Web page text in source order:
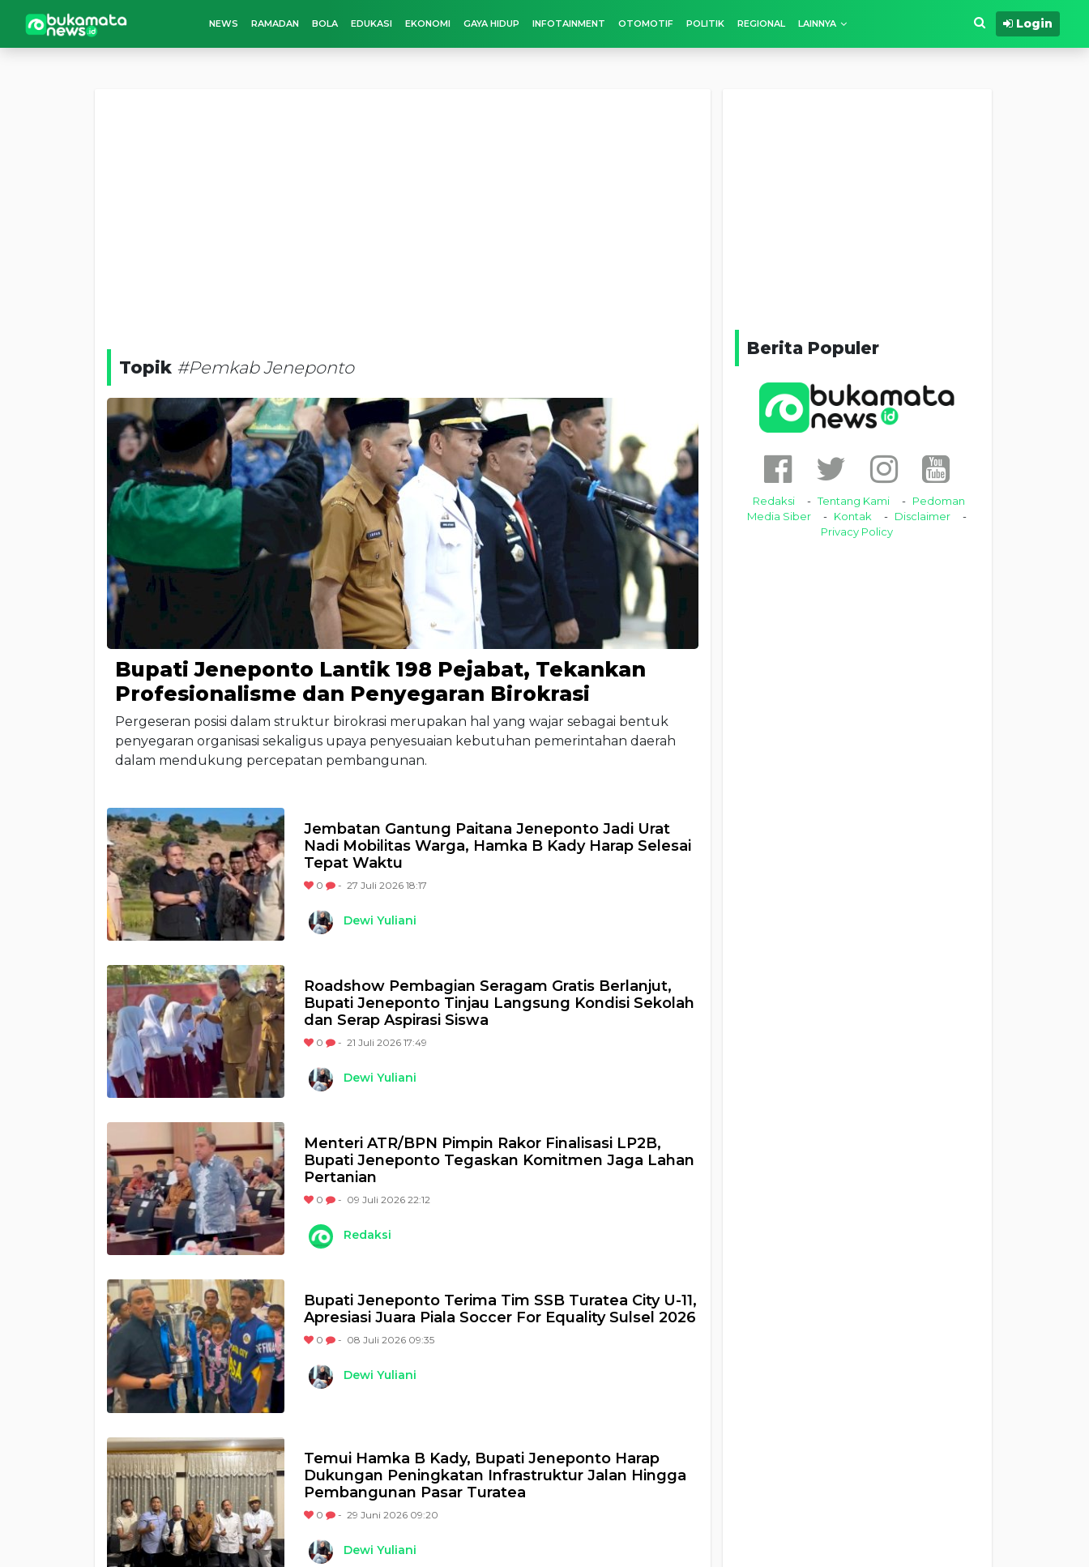
NEWS RAMADAN BOLA EDUKASI EKONOMI GAYA HIDUP INFOTAINMENT OTOMOTIF POLITIK REGIONAL LAINNYA Login
Topik #Pemkab Jeneponto
Bupati Jeneponto Lantik 198 Pejabat, Tekankan
Profesionalisme dan Penyegaran Birokrasi
Pergeseran posisi dalam struktur birokrasi merupakan hal yang wajar sebagai bentuk
penyegaran organisasi sekaligus upaya penyesuaian kebutuhan pemerintahan daerah
dalam mendukung percepatan pembangunan.
Jembatan Gantung Paitana Jeneponto Jadi Urat
Nadi Mobilitas Warga, Hamka B Kady Harap Selesai
Tepat Waktu
0 - 27 Juli 2026 18:17
Dewi Yuliani
Roadshow Pembagian Seragam Gratis Berlanjut,
Bupati Jeneponto Tinjau Langsung Kondisi Sekolah
dan Serap Aspirasi Siswa
0 - 21 Juli 2026 17:49
Dewi Yuliani
Menteri ATR/BPN Pimpin Rakor Finalisasi LP2B,
Bupati Jeneponto Tegaskan Komitmen Jaga Lahan
Pertanian
0 - 09 Juli 2026 22:12
Redaksi
Bupati Jeneponto Terima Tim SSB Turatea City U-11,
Apresiasi Juara Piala Soccer For Equality Sulsel 2026
0 - 08 Juli 2026 09:35
Dewi Yuliani
Temui Hamka B Kady, Bupati Jeneponto Harap
Dukungan Peningkatan Infrastruktur Jalan Hingga
Pembangunan Pasar Turatea
0 - 29 Juni 2026 09:20
Dewi Yuliani
Berita Populer
Redaksi Tentang Kami
Pedoman
Media Siber
Kontak
Disclaimer
Privacy Policy